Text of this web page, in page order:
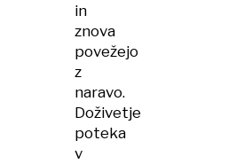
in
znova
povežejo
z
naravo.
Doživetje
poteka
v